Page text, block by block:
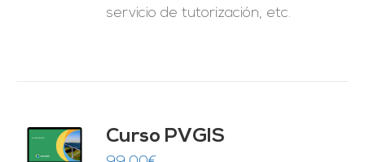
servicio de tutorización, etc.
Curso PVGIS